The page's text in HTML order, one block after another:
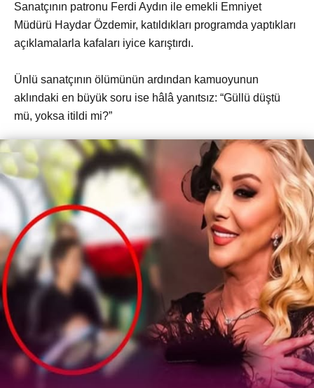
Sanatçının patronu Ferdi Aydın ile emekli Emniyet
Müdürü Haydar Özdemir, katıldıkları programda yaptıkları
açıklamalarla kafaları iyice karıştırdı.
Ünlü sanatçının ölümünün ardından kamuoyunun
aklındaki en büyük soru ise hâlâ yanıtsız: “Güllü düştü
mü, yoksa itildi mi?”